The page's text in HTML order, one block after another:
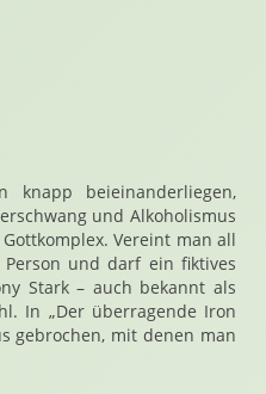
knapp beieinanderliegen,
und Alkoholismus
Vereint man all
und darf ein fiktives
Stark – auch bekannt als
In „Der überragende Iron
gebrochen, mit denen man